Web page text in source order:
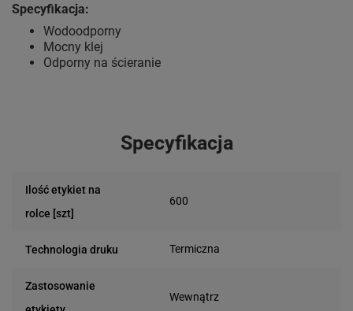
Specyfikacja:
Wodoodporny
Mocny klej
Odporny na ścieranie
Specyfikacja
Ilość etykiet na
rolce [szt]
600
Technologia druku Termiczna
Zastosowanie
Wewnątrz